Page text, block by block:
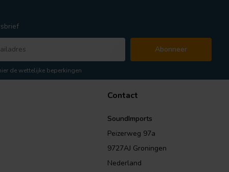
Abonneer
de wettelijke beperkingen
Contact
SoundImports
Peizerweg 97a
9727AJ Groningen
Nederland